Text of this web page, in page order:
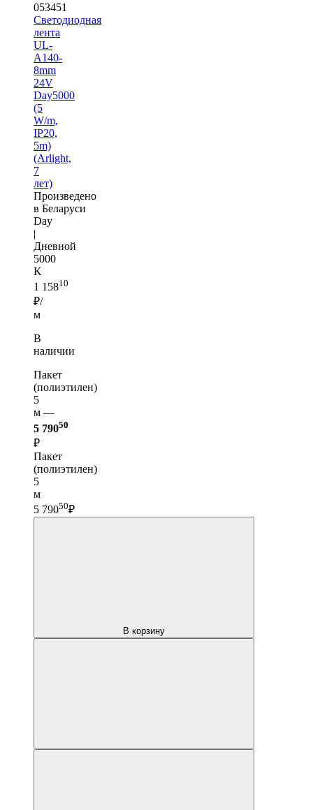
053451
Светодиодная
лента
UL-
A140-
8mm
24V
Day5000
(5
W/m,
IP20,
5m)
(Arlight,
7
лет)
Произведено
в Беларуси
Day
|
Дневной
5000
K
1 15810
₽/
м
В
наличии
Пакет
(полиэтилен)
5
м —
5 79050
₽
Пакет
(полиэтилен)
5
м
5 79050₽
В корзину